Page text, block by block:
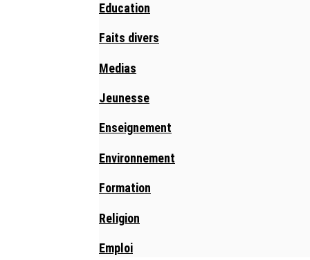
Education
Faits divers
Medias
Jeunesse
Enseignement
Environnement
Formation
Religion
Emploi